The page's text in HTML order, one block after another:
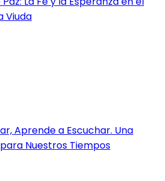
Viuda
Aprende a Escuchar. Una
Nuestros Tiempos